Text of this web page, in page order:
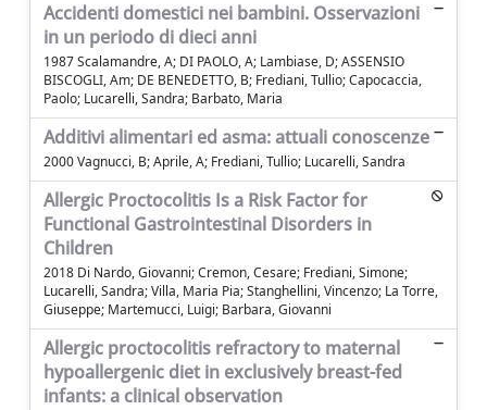
Accidenti domestici nei bambini. Osservazioni
in un periodo di dieci anni
1987 Scalamandre, A; DI PAOLO, A; Lambiase, D; ASSENSIO
BISCOGLI, Am; DE BENEDETTO, B; Frediani, Tullio; Capocaccia,
Paolo; Lucarelli, Sandra; Barbato, Maria
Additivi alimentari ed asma: attuali conoscenze
2000 Vagnucci, B; Aprile, A; Frediani, Tullio; Lucarelli, Sandra
Allergic Proctocolitis Is a Risk Factor for
Functional Gastrointestinal Disorders in
Children
2018 Di Nardo, Giovanni; Cremon, Cesare; Frediani, Simone;
Lucarelli, Sandra; Villa, Maria Pia; Stanghellini, Vincenzo; La Torre,
Giuseppe; Martemucci, Luigi; Barbara, Giovanni
Allergic proctocolitis refractory to maternal
hypoallergenic diet in exclusively breast-fed
infants: a clinical observation